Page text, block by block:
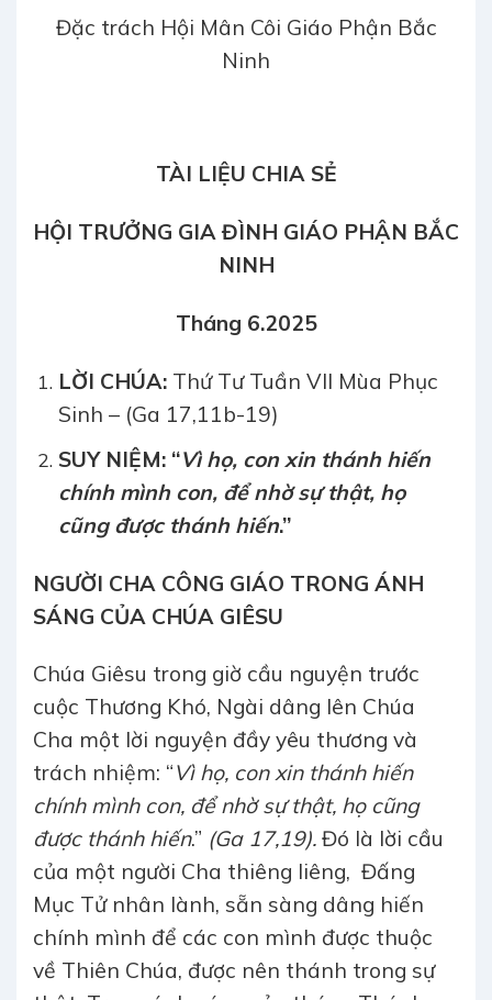
Đặc trách Hội Mân Côi Giáo Phận Bắc
Ninh
TÀI LIỆU CHIA SẺ
HỘI TRƯỞNG GIA ĐÌNH GIÁO PHẬN BẮC
NINH
Tháng 6.2025
LỜI CHÚA: Thứ Tư Tuần VII Mùa Phục
Sinh – (Ga 17,11b-19)
SUY NIỆM: “Vì họ, con xin thánh hiến
chính mình con, để nhờ sự thật, họ
cũng được thánh hiến.”
NGƯỜI CHA CÔNG GIÁO TRONG ÁNH
SÁNG CỦA CHÚA GIÊSU
Chúa Giêsu trong giờ cầu nguyện trước
cuộc Thương Khó, Ngài dâng lên Chúa
Cha một lời nguyện đầy yêu thương và
trách nhiệm: “Vì họ, con xin thánh hiến
chính mình con, để nhờ sự thật, họ cũng
được thánh hiến.” (Ga 17,19). Đó là lời cầu
của một người Cha thiêng liêng, Đấng
Mục Tử nhân lành, sẵn sàng dâng hiến
chính mình để các con mình được thuộc
về Thiên Chúa, được nên thánh trong sự